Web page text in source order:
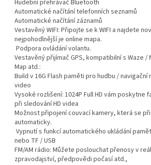
Hudební přehrávač Bluetooth
Automatické načítání telefonních seznamů
Automatické načítání záznamů
Vestavěný WIFI: Připojte se k WIFI a najdete
nejpohodlnější je online mapa.
Podpora ovládání volantu.
Vestavěný přijímač GPS, kompatibilní s Waze /
Map atd.:
Build v 16G Flash paměti pro hudbu /
video
Vysoké rozlišení: 1024P Full HD vám poskytne
při sledování HD videa
Možnost připojení couvací kamery, která se
automaticky.
Vypnutí s funkcí automatického ukládání
nebo TF / USB
FM/AM rádio: Můžete poslouchat přenosy v
zpravodajství, předpovědi počasí atd.,